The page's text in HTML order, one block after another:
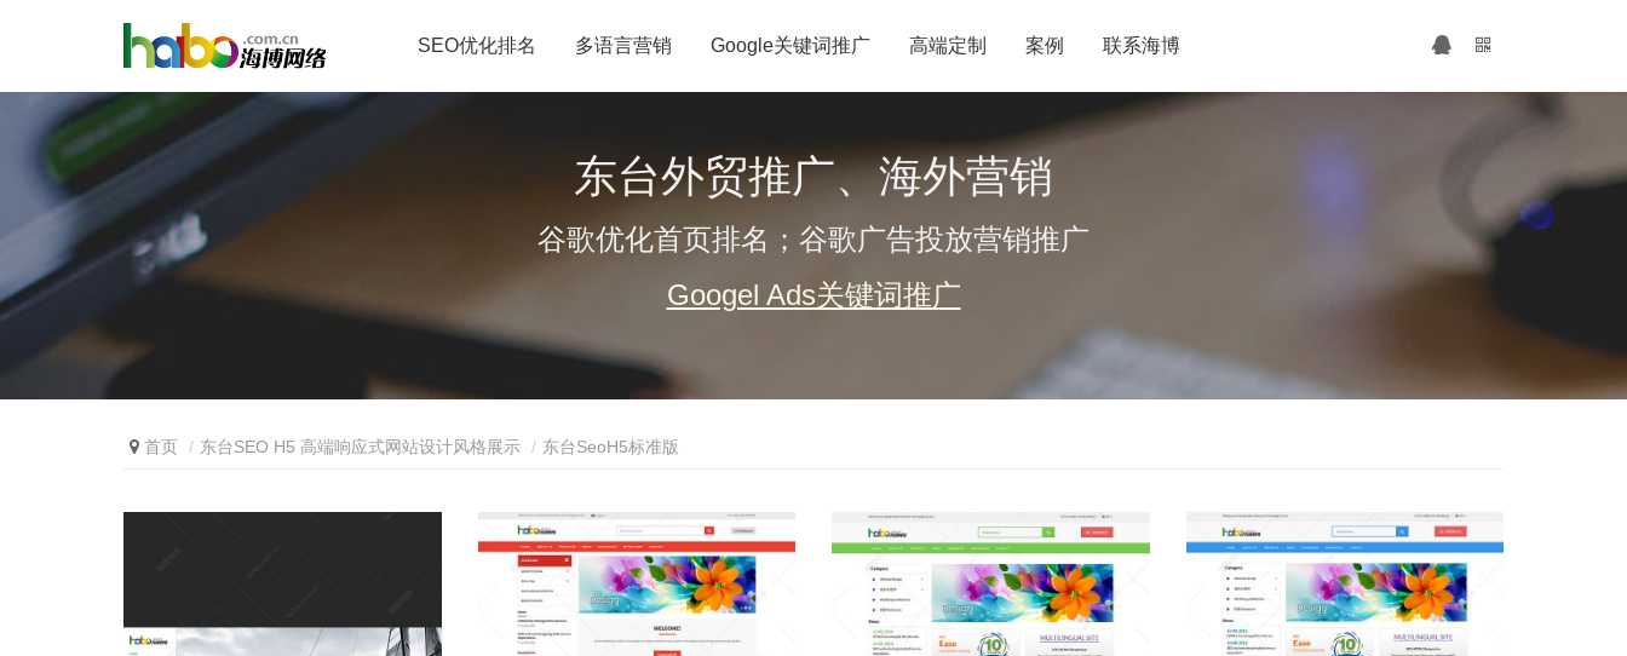
SEO优化排名 多语言营销 Google关键词推广 高端定制 案例 联系海博
东台外贸推广、海外营销
谷歌优化首页排名；谷歌广告投放营销推广
Googel Ads关键词推广
首页 东台SEO H5 高端响应式网站设计风格展示 东台SeoH5标准版